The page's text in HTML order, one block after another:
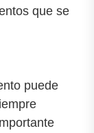
que se
puede